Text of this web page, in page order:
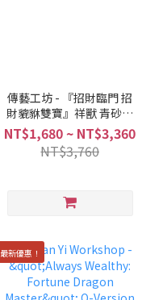
傳藝工坊 - 『招財臨門 招
財貔貅雙寶』祥獸 青砂石
NT$1,680 ~ NT$3,360
NT$3,760
最新優惠！